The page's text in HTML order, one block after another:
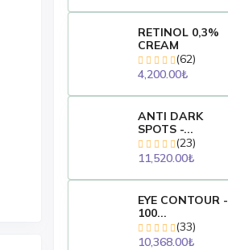
RETINOL 0,3%
CREAM
(62)
4,200.00₺
ANTI DARK
SPOTS -...
(23)
11,520.00₺
EYE CONTOUR -
100...
(33)
10,368.00₺